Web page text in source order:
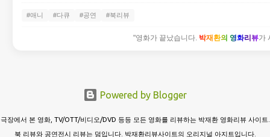
#애니 #다큐 #공연 #북리뷰
"영화가 끝났습니다. 박재환의 영화리뷰가
Powered by Blogger
극장에서 본 영화, TV/OTT/비디오/DVD 등등 모든 영화를 리뷰하는 박재환 영화리뷰 사이트.
북 리뷰와 공연전시 리뷰는 덤입니다. 박재환리뷰사이트의 오리지널 아지트입니다.